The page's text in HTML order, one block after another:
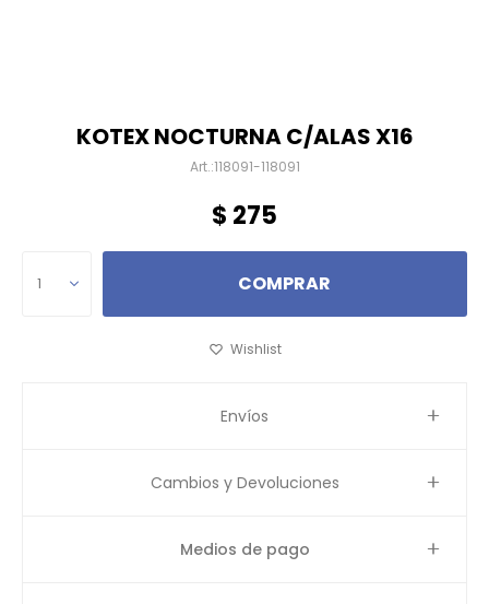
KOTEX NOCTURNA C/ALAS X16
118091-118091
$ 275
1 COMPRAR
Envíos
Cambios y Devoluciones
Medios de pago